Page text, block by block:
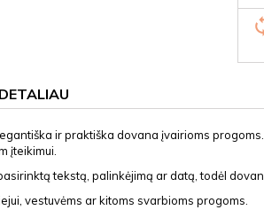
ir praktiška dovana įvairioms
įteikimui.
tekstą, palinkėjimą ar datą, todėl
vestuvėms ar kitoms svarbioms progoms.